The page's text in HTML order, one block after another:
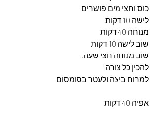
כוס וחצי מים פושרים
לישה 10 דקות
מנוחה 40 דקות
שוב לישה 10 דקות
שוב מנוחה חצי שעה.
להכין כל צורה
למרוח ביצה ולעטר בסומסום
אפיה 40 דקות